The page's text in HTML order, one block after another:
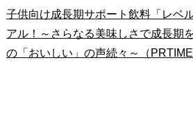
子供向け成長期サポート飲料「レベ
アル！～さらなる美味しさで成長期
の「おいしい」の声続々～（